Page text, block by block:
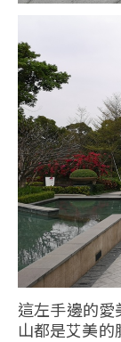
這左手邊的
山都是艾美